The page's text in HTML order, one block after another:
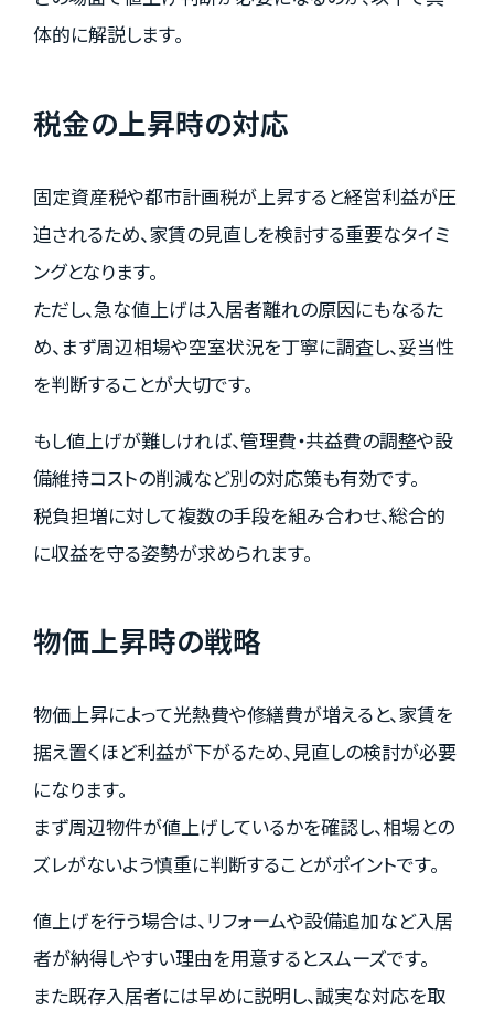
体的に解説します。
税金の上昇時の対応
固定資産税や都市計画税が上昇すると経営利益が圧
迫されるため、家賃の見直しを検討する重要なタイミ
ングとなります。
ただし、急な値上げは入居者離れの原因にもなるた
め、まず周辺相場や空室状況を丁寧に調査し、妥当性
を判断することが大切です。
もし値上げが難しければ、管理費・共益費の調整や設
備維持コストの削減など別の対応策も有効です。
税負担増に対して複数の手段を組み合わせ、総合的
に収益を守る姿勢が求められます。
物価上昇時の戦略
物価上昇によって光熱費や修繕費が増えると、家賃を
据え置くほど利益が下がるため、見直しの検討が必要
になります。
まず周辺物件が値上げしているかを確認し、相場との
ズレがないよう慎重に判断することがポイントです。
値上げを行う場合は、リフォームや設備追加など入居
者が納得しやすい理由を用意するとスムーズです。
また既存入居者には早めに説明し、誠実な対応を取